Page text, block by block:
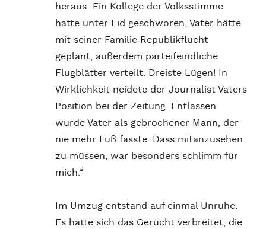
heraus: Ein Kollege der Volksstimme
hatte unter Eid geschworen, Vater hätte
mit seiner Familie Republikflucht
geplant, außerdem parteifeindliche
Flugblätter verteilt. Dreiste Lügen! In
Wirklichkeit neidete der Journalist Vaters
Position bei der Zeitung. Entlassen
wurde Vater als gebrochener Mann, der
nie mehr Fuß fasste. Dass mitanzusehen
zu müssen, war besonders schlimm für
mich.“
Im Umzug entstand auf einmal Unruhe.
Es hatte sich das Gerücht verbreitet, die